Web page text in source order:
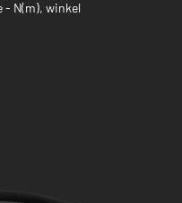
- N(m), winkel